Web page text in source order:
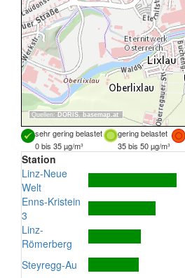
Quellen: DORIS, basemap.at
sehr gering belastet gering belastet
0 bis 35 µg/m³
35 bis 50 µg/m³
Station
Linz-Neue
Welt
Enns-Kristein
3
Linz-
Römerberg
Steyregg-Au